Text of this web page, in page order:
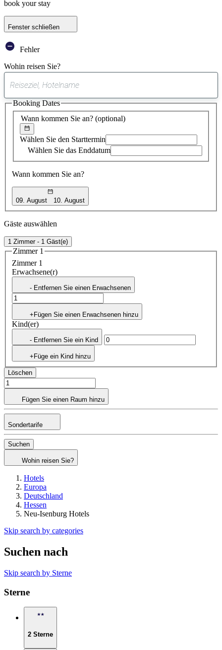
book your stay
Fenster schließen
Fehler
Wohin reisen Sie?
gefundener
Vorschlag
Wann kommen Sie an? (optional)
Wählen Sie den Starttermin
Wählen Sie das Enddatum
Wann kommen Sie an?
09. August 10. August
Booking Dates
Gäste auswählen
1 Zimmer - 1 Gäst(e)
Zimmer 1
Zimmer 1
Erwachsene(r)
- Entfernen Sie einen Erwachsenen
+Fügen Sie einen Erwachsenen hinzu
Kind(er)
- Entfernen Sie ein Kind
+Füge ein Kind hinzu
Löschen
Fügen Sie einen Raum hinzu
Sondertarife
Suchen
Wohin reisen Sie?
Hotels
Europa
Deutschland
Hessen
Neu-Isenburg Hotels
Skip search by categories
Suchen nach
Skip search by Sterne
Sterne
2 Sterne